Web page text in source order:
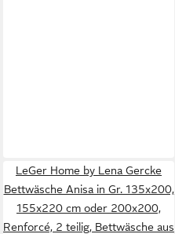
LeGer Home by Lena Gercke
Bettwäsche Anisa in Gr. 135x200,
155x220 cm oder 200x200,
Renforcé, 2 teilig, Bettwäsche aus